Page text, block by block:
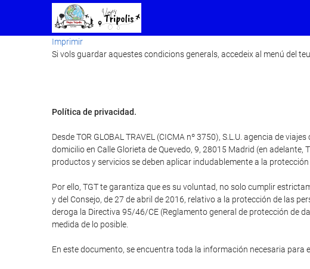
Imprimir
Si vols guardar aquestes condicions generals, accedeix al menú del
Política de privacidad.
Desde TOR GLOBAL TRAVEL (CICMA nº 3750), S.L.U. agencia de
domicilio en Calle Glorieta de Quevedo, 9, 28015 Madrid (en
productos y servicios se deben aplicar indudablemente a la
Por ello, TGT te garantiza que es su voluntad, no solo cumplir
y del Consejo, de 27 de abril de 2016, relativo a la protección de las
deroga la Directiva 95/46/CE (Reglamento general de protección de
medida de lo posible.
En este documento, se encuentra toda la información necesaria